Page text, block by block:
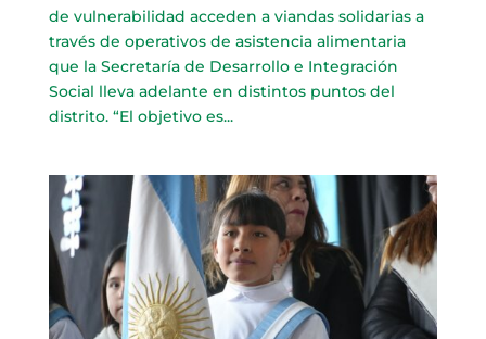
de vulnerabilidad acceden a viandas solidarias a
través de operativos de asistencia alimentaria
que la Secretaría de Desarrollo e Integración
Social lleva adelante en distintos puntos del
distrito. “El objetivo es...